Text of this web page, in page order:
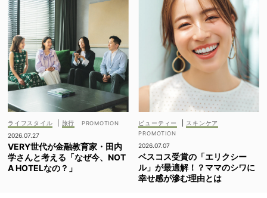
ライフスタイル
旅行
2026.07.27
VERY世代が金融教育家・田内
学さんと考える「なぜ今、NOT
A HOTELなの？」
ビューティー スキンケア
2026.07.07
ベスコス受賞の「エリクシー
ル」が最適解！？ママのシワに
幸せ感が滲む理由とは